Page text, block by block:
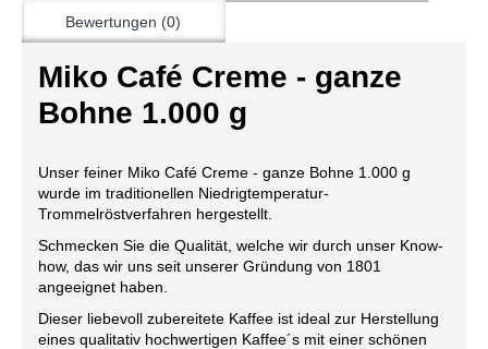
Bewertungen (0)
Miko Café Creme - ganze
Bohne 1.000 g
Unser feiner Miko Café Creme - ganze Bohne 1.000 g
wurde im traditionellen Niedrigtemperatur-
Trommelröstverfahren hergestellt.
Schmecken Sie die Qualität, welche wir durch unser Know-
how, das wir uns seit unserer Gründung von 1801
angeeignet haben.
Dieser liebevoll zubereitete Kaffee ist ideal zur Herstellung
eines qualitativ hochwertigen Kaffee´s mit einer schönen